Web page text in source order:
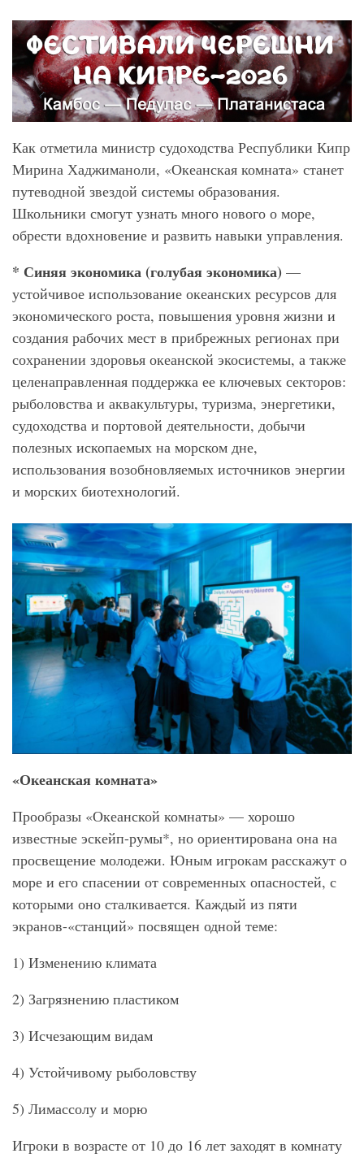
Как отметила министр судоходства Республики Кипр
Мирина Хаджиманоли, «Океанская комната» станет
путеводной звездой системы образования.
Школьники смогут узнать много нового о море,
обрести вдохновение и развить навыки управления.
* Синяя экономика (голубая экономика) —
устойчивое использование океанских ресурсов для
экономического роста, повышения уровня жизни и
создания рабочих мест в прибрежных регионах при
сохранении здоровья океанской экосистемы, а также
целенаправленная поддержка ее ключевых секторов:
рыболовства и аквакультуры, туризма, энергетики,
судоходства и портовой деятельности, добычи
полезных ископаемых на морском дне,
использования возобновляемых источников энергии
и морских биотехнологий.
«Океанская комната»
Прообразы «Океанской комнаты» — хорошо
известные эскейп-румы*, но ориентирована она на
просвещение молодежи. Юным игрокам расскажут о
море и его спасении от современных опасностей, с
которыми оно сталкивается. Каждый из пяти
экранов-«станций» посвящен одной теме:
1) Изменению климата
2) Загрязнению пластиком
3) Исчезающим видам
4) Устойчивому рыболовству
5) Лимассолу и морю
Игроки в возрасте от 10 до 16 лет заходят в комнату